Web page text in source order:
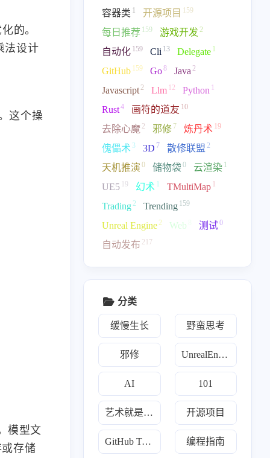
1 开源项目 每日推荐 游戏开发2
的。
法设计
这个操
模型文
存储
容器类 1 开源项目 159
每日推荐 159 游戏开发 2
自动化 159 Cli 13 Delegate 1
GitHub 159 Go8 Java 2
Javascript 2 Llm 12 Python 1
Rust4 画符的道友 10
去除心魔 2 邪修 7 炼丹术 19
傀儡术3 3D 7 散修联盟 2
天机推演 0 储物袋0 云渲染 1
UE5 19 幻术 1 TMultiMap 1
Trading 2 Trending 159
Unreal Engine 2 Web 测试0
自动发布 217
分类
缓慢生长 野蛮思考
邪修 UnrealEngine
AI 101
艺术就是爆炸 开源项目
GitHub Trending 编程指南